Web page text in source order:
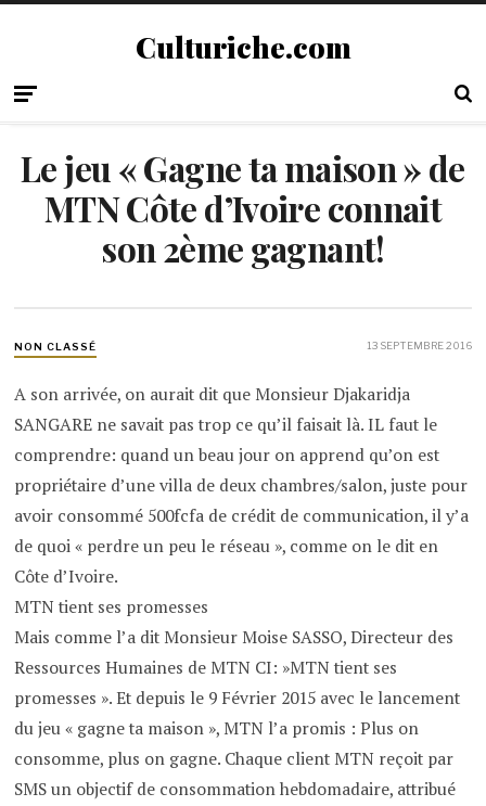
Culturiche.com
Le jeu « Gagne ta maison » de
MTN Côte d’Ivoire connait
son 2ème gagnant!
NON CLASSÉ 13 SEPTEMBRE 2016
A son arrivée, on aurait dit que Monsieur Djakaridja
SANGARE ne savait pas trop ce qu’il faisait là. IL faut le
comprendre: quand un beau jour on apprend qu’on est
propriétaire d’une villa de deux chambres/salon, juste pour
avoir consommé 500fcfa de crédit de communication, il y’a
de quoi « perdre un peu le réseau », comme on le dit en
Côte d’Ivoire.
MTN tient ses promesses
Mais comme l’a dit Monsieur Moise SASSO, Directeur des
Ressources Humaines de MTN CI: »MTN tient ses
promesses ». Et depuis le 9 Février 2015 avec le lancement
du jeu « gagne ta maison », MTN l’a promis : Plus on
consomme, plus on gagne. Chaque client MTN reçoit par
SMS un objectif de consommation hebdomadaire, attribué